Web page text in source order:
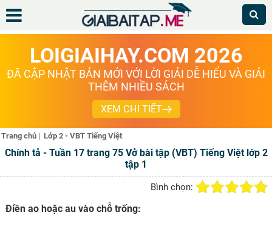
LOIGIAIHAY.COM 2026
ĐÃ CẬP NHẬT BẢN MỚI VỚI LỜI GIẢI DỄ HIỂU VÀ GIẢI
THÊM NHIỀU SÁCH
XEM CHI TIẾT
Trang chủ | Lớp 2 - VBT Tiếng Việt
Chính tả - Tuần 17 trang 75 Vở bài tập (VBT) Tiếng Việt lớp 2
tập 1
Bình chọn:
Điền ao hoặc au vào chỗ trống: